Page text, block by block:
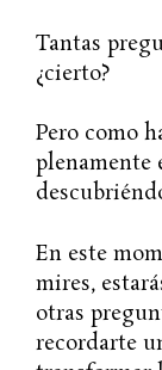
Tantas
¿cierto?
Pero como
plenamente
En este
mires,
otras
recordarte